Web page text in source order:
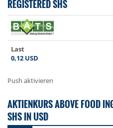
REGISTERED SHS
Last
0,12 USD
Push aktivieren
AKTIENKURS ABOVE FOOD
SHS IN USD